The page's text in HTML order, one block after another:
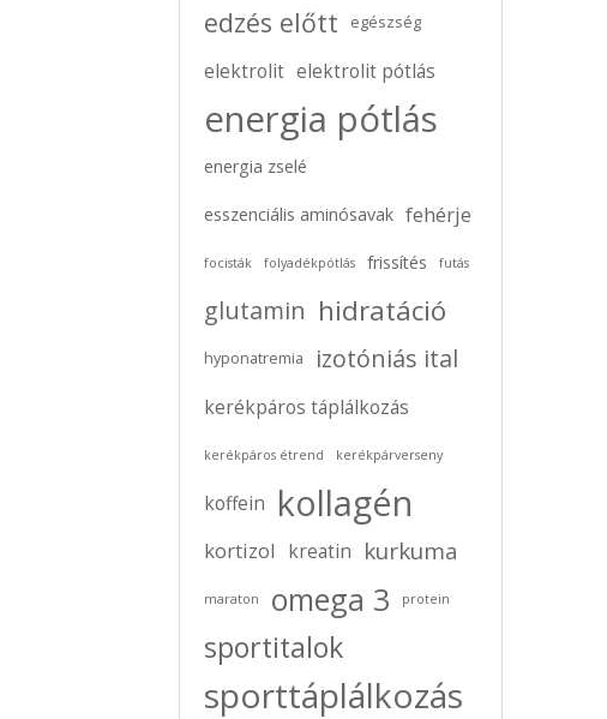
edzés előtt egészség
elektrolit elektrolit pótlás
energia pótlás
energia zselé
esszenciális aminósavak fehérje
focisták folyadékpótlás frissítés futás
glutamin hidratáció
hyponatremia izotóniás ital
kerékpáros táplálkozás
kerékpáros étrend kerékpárverseny
koffein kollagén
kortizol kreatin kurkuma
maraton omega 3 protein
sportitalok
sporttáplálkozás